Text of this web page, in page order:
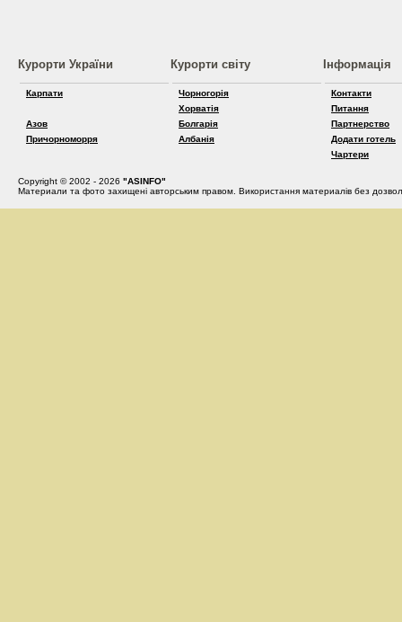
Курорти України
Карпати
Азов
Причорноморря
Курорти світу
Чорногорія
Хорватія
Болгарія
Албанія
Інформація
Контакти
Питання
Партнерство
Додати готель
Чартери
Copyright © 2002 - 2026 "ASINFO"
Материали та фото захищені авторським правом. Використання материалів без